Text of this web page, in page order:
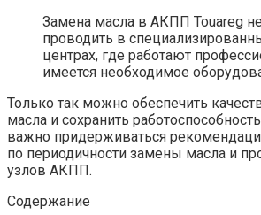
Замена масла в АКПП Touareg
проводить в
центрах, где работают
имеется необходимое
Только так можно обеспечить
масла и сохранить
важно придерживаться
по периодичности замены масла и
узлов АКПП.
Содержание